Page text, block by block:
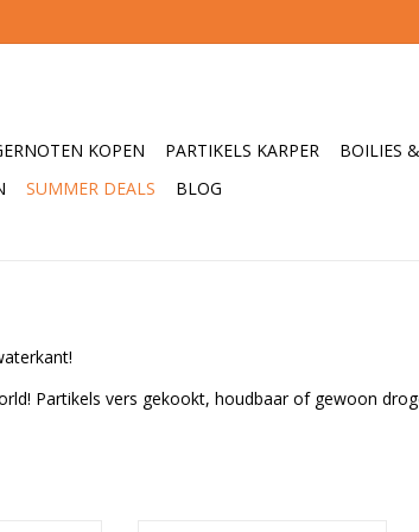
KOPEN PARTIKELS KARPER BOILIES
SUMMER DEALS BLOG
Partikels vers gekookt, houdbaar of gewoon